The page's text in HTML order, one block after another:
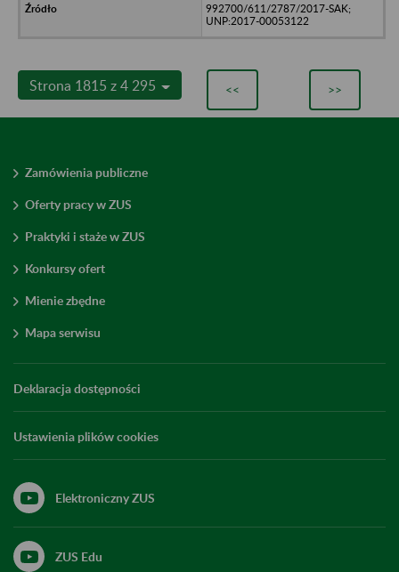
992700/611/2787/2017-SAK;
UNP:2017-00053122
Strona 1815 z 4 295 << >>
Zamówienia publiczne
Oferty pracy w ZUS
Praktyki i staże w ZUS
Konkursy ofert
Mienie zbędne
Mapa serwisu
Deklaracja dostępności
Ustawienia plików cookies
Elektroniczny ZUS
ZUS Edu